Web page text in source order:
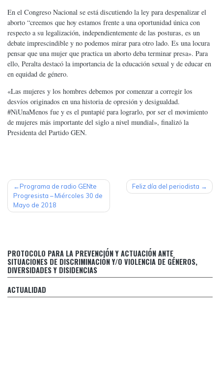
En el Congreso Nacional se está discutiendo la ley para despenalizar el
aborto “creemos que hoy estamos frente a una oportunidad única con
respecto a su legalización, independientemente de las posturas, es un
debate imprescindible y no podemos mirar para otro lado. Es una locura
pensar que una mujer que practica un aborto deba terminar presa». Para
ello, Peralta destacó la importancia de la educación sexual y de educar en
en equidad de género.
«Las mujeres y los hombres debemos por comenzar a corregir los
desvíos originados en una historia de opresión y desigualdad.
#NiUnaMenos fue y es el puntapié para lograrlo, por ser el movimiento
de mujeres más importante del siglo a nivel mundial», finalizó la
Presidenta del Partido GEN.
NAVEGACIÓN
DE
ENTRADAS
Programa de radio GENte
Progresista – Miércoles 30 de
Mayo de 2018
Feliz día del periodista
PROTOCOLO PARA LA PREVENCIÓN Y ACTUACIÓN ANTE
SITUACIONES DE DISCRIMINACIÓN Y/O VIOLENCIA DE GÉNEROS,
DIVERSIDADES Y DISIDENCIAS
Protocolo para la prevención y actuación ante situaciones
de discriminación y/o violencia de géneros, diversidades y
disidencias
ACTUALIDAD
Respuesta de Margarita Stolbizer al falso relato de CFK